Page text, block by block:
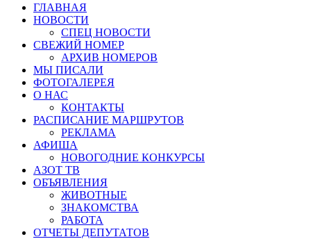
ГЛАВНАЯ
НОВОСТИ
СПЕЦ НОВОСТИ
СВЕЖИЙ НОМЕР
АРХИВ НОМЕРОВ
МЫ ПИСАЛИ
ФОТОГАЛЕРЕЯ
О НАС
КОНТАКТЫ
РАСПИСАНИЕ МАРШРУТОВ
РЕКЛАМА
АФИША
НОВОГОДНИЕ КОНКУРСЫ
АЗОТ ТВ
ОБЪЯВЛЕНИЯ
ЖИВОТНЫЕ
ЗНАКОМСТВА
РАБОТА
ОТЧЕТЫ ДЕПУТАТОВ